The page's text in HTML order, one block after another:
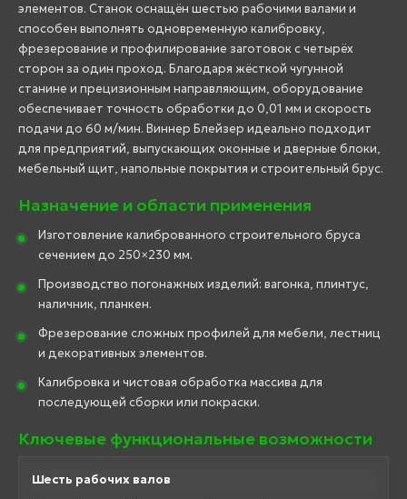
элементов. Станок оснащён шестью рабочими валами и
способен выполнять одновременную калибровку,
фрезерование и профилирование заготовок с четырёх
сторон за один проход. Благодаря жёсткой чугунной
станине и прецизионным направляющим, оборудование
обеспечивает точность обработки до 0,01 мм и скорость
подачи до 60 м/мин. Виннер Блейзер идеально подходит
для предприятий, выпускающих оконные и дверные блоки,
мебельный щит, напольные покрытия и строительный брус.
Назначение и области применения
Изготовление калиброванного строительного бруса
сечением до 250×230 мм.
Производство погонажных изделий: вагонка, плинтус,
наличник, планкен.
Фрезерование сложных профилей для мебели, лестниц
и декоративных элементов.
Калибровка и чистовая обработка массива для
последующей сборки или покраски.
Ключевые функциональные возможности
Шесть рабочих валов